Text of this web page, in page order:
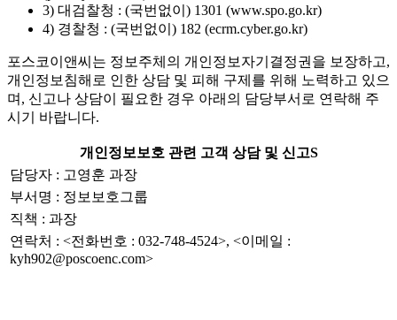
3) 대검찰청 : (국번없이) 1301 (www.spo.go.kr)
4) 경찰청 : (국번없이) 182 (ecrm.cyber.go.kr)
포스코이앤씨는 정보주체의 개인정보자기결정권을 보장하고,
개인정보침해로 인한 상담 및 피해 구제를 위해 노력하고 있으
며, 신고나 상담이 필요한 경우 아래의 담당부서로 연락해 주
시기 바랍니다.
개인정보보호 관련 고객 상담 및 신고S
담당자 : 고영훈 과장
부서명 : 정보보호그룹
직책 : 과장
연락처 : <전화번호 : 032-748-4524>, <이메일 :
kyh902@poscoenc.com>